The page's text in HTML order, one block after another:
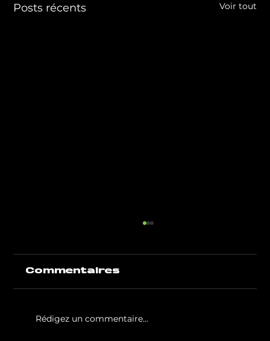
Posts récents Voir tout
Commentaires
Rédigez un commentaire...